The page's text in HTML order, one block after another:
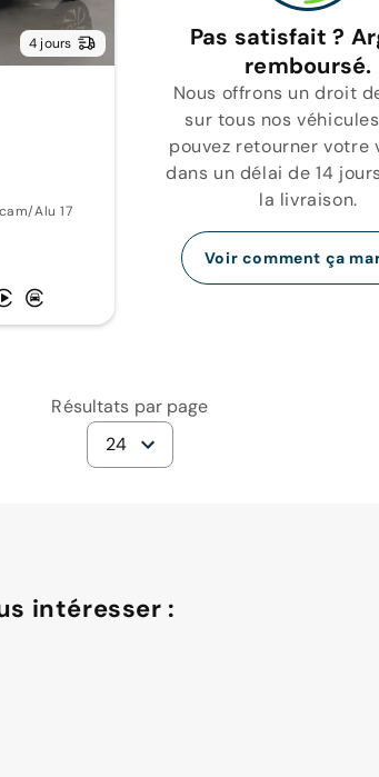
4 jours
Alu 17
Pas satisfait ?
remboursé.
Nous offrons un droit
sur tous nos
pouvez retourner votre
dans un délai de 14
la livraison.
Voir comment ça
Résultats par page
24
intéresser :